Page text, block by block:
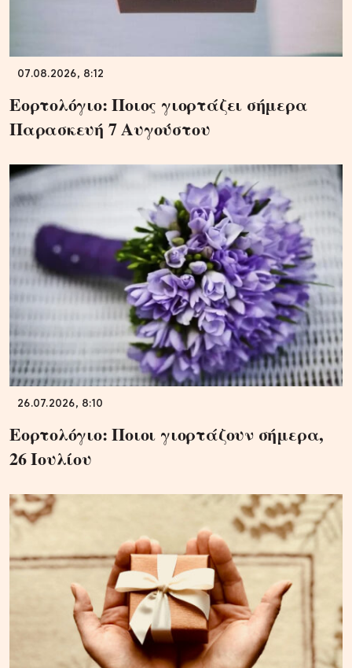
07.08.2026, 8:12
Εορτολόγιο: Ποιος γιορτάζει σήμερα
Παρασκευή 7 Αυγούστου
26.07.2026, 8:10
Εορτολόγιο: Ποιοι γιορτάζουν σήμερα,
26 Ιουλίου